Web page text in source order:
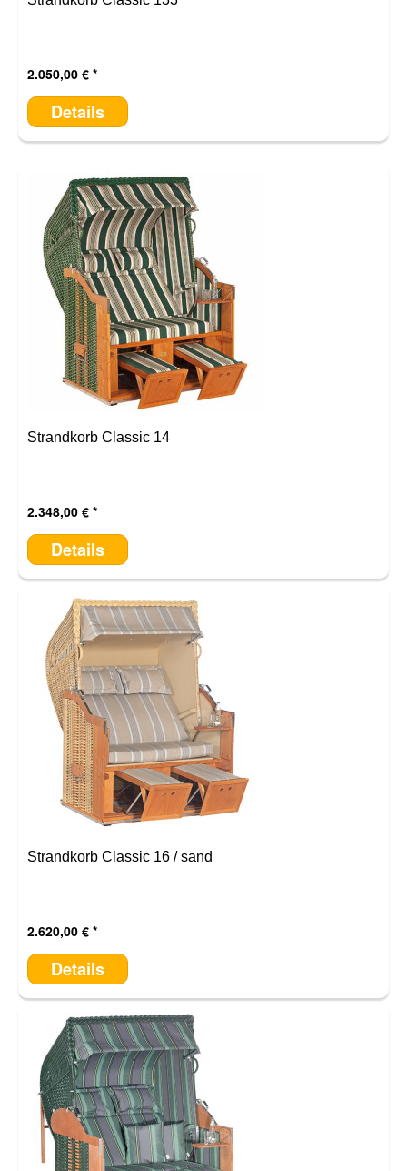
2.050,00 €
Details
Strandkorb Classic 14
2.348,00 €
Details
Strandkorb Classic 16 / sand
2.620,00 €
Details